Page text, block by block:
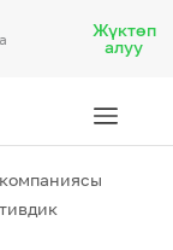
Жүктөп
алуу